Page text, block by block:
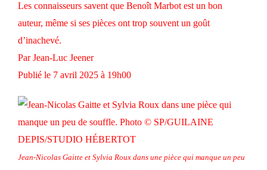
Les connaisseurs savent que Benoît Marbot est un bon
auteur, même si ses pièces ont trop souvent un goût
d’inachevé.
ParJean-Luc Jeener
Publié le 7 avril 2025 à 19h00
Jean-Nicolas Gaitte et Sylvia Roux dans une pièce qui manque un peu